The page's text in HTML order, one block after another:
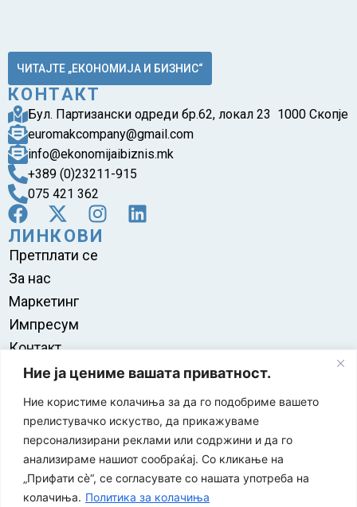
Ние ја цениме вашата приватност.
Ние користиме колачиња за да го подобриме вашето
прелистувачко искуство, да прикажуваме
персонализирани реклами или содржини и да го
анализираме нашиот сообраќај. Со кликање на
„Прифати сè“, се согласувате со нашата употреба на
колачиња. Политика за колачиња
ЧИТАЈТЕ „ЕКОНОМИЈА И БИЗНИС“
КОНТАКТ
Бул. Партизански одреди бр.62, локал 23 1000 Скопје
euromakcompany@gmail.com
info@ekonomijaibiznis.mk
+389 (0)23211-915
075 421 362
ЛИНКОВИ
Претплати се
За нас
Маркетинг
Импресум
Контакт
Правила на користење